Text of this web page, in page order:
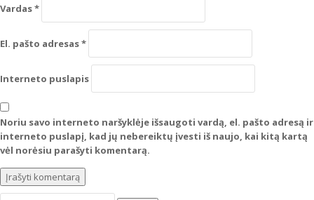
Vardas*
El. pašto adresas*
Interneto puslapis
Noriu savo interneto naršyklėje išsaugoti vardą, el. pašto adresą ir
interneto puslapį, kad jų nebereiktų įvesti iš naujo, kai kitą kartą
vėl norėsiu parašyti komentarą.